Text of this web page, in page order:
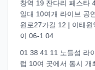
창역 19 잔다리 페스타
일대 10여개 라이브 공
원로27가길 12 | 이태
이 06-1 04
01 38 41 11 노들섬 라
럽 10여 곳에서 동시